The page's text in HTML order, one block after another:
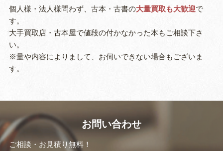
個人様・法人様問わず、古本・古書の大量買取も大歓迎で
す。
大手買取店・古本屋で値段の付かなかった本もご相談下さ
い。
※量や内容によりまして、お伺いできない場合もございま
す。
お問い合わせ
ご相談・お見積り無料！